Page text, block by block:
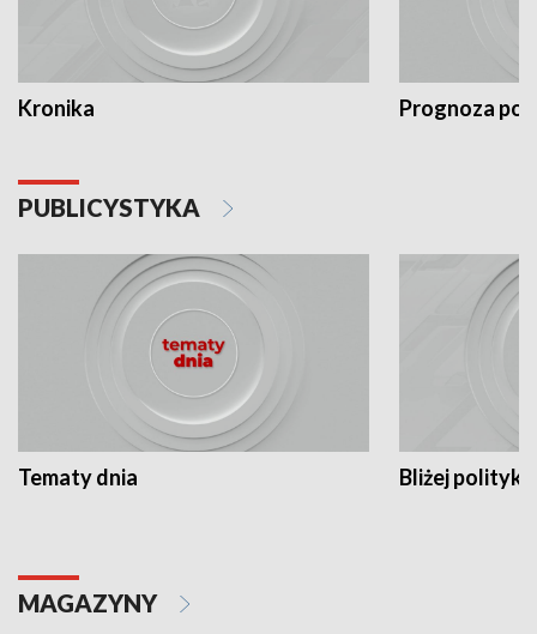
Kronika Prognoza
PUBLICYSTYKA
Tematy dnia Bliżej polityki
MAGAZYNY